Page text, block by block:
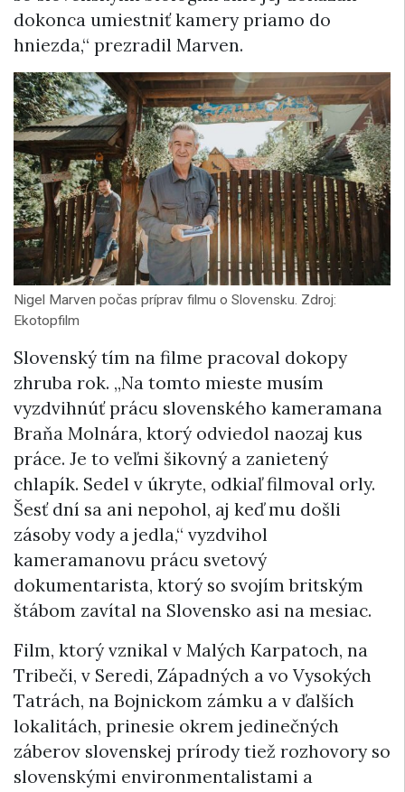
dokonca umiestniť kamery priamo do
hniezda,“ prezradil Marven.
Nigel Marven počas príprav filmu o Slovensku. Zdroj:
Ekotopfilm
Slovenský tím na filme pracoval dokopy
zhruba rok. „Na tomto mieste musím
vyzdvihnúť prácu slovenského kameramana
Braňa Molnára, ktorý odviedol naozaj kus
práce. Je to veľmi šikovný a zanietený
chlapík. Sedel v úkryte, odkiaľ filmoval orly.
Šesť dní sa ani nepohol, aj keď mu došli
zásoby vody a jedla,“ vyzdvihol
kameramanovu prácu svetový
dokumentarista, ktorý so svojím britským
štábom zavítal na Slovensko asi na mesiac.
Film, ktorý vznikal v Malých Karpatoch, na
Tribeči, v Seredi, Západných a vo Vysokých
Tatrách, na Bojnickom zámku a v ďalších
lokalitách, prinesie okrem jedinečných
záberov slovenskej prírody tiež rozhovory so
slovenskými environmentalistami a